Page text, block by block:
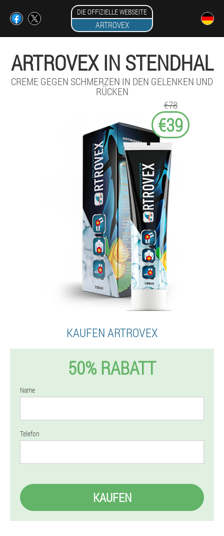
DIE OFFIZIELLE WEBSEITE
ARTROVEX
ARTROVEX IN STENDHAL
CREME GEGEN SCHMERZEN IN DEN GELENKEN UND
RÜCKEN
€78
€39
KAUFEN ARTROVEX
50% RABATT
Name
Telefon
KAUFEN